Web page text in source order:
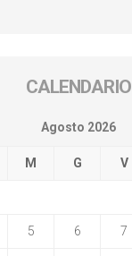
CALENDARIO
Agosto 2026
M G V
5 6 7